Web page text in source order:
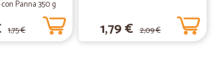
per scarpe e mi sono arrivati dopo
Panna 350 g
1,75 € 1,79 € 2,09 €